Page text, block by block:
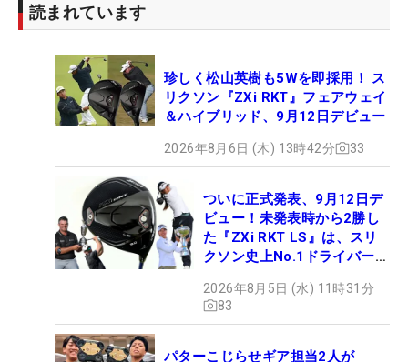
読まれています
珍しく松山英樹も5Wを即採用！ ス
リクソン『ZXi RKT』フェアウェイ
＆ハイブリッド、9月12日デビュー
2026年8月6日 (木) 13時42分 33
ついに正式発表、9月12日デ
ビュー！未発表時から2勝し
た『ZXi RKT LS』は、スリ
クソン史上No.1ドライバー!?
2026年8月5日 (水) 11時31分
83
パターこじらせギア担当2人が